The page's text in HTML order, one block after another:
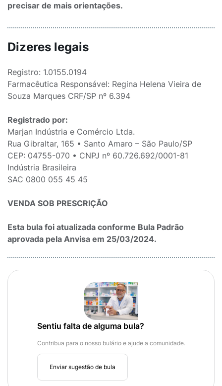
precisar de mais orientações.
Dizeres legais
Registro: 1.0155.0194
Farmacêutica Responsável: Regina Helena Vieira de
Souza Marques CRF/SP nº 6.394
Registrado por:
Marjan Indústria e Comércio Ltda.
Rua Gibraltar, 165 • Santo Amaro – São Paulo/SP
CEP: 04755-070 • CNPJ nº 60.726.692/0001-81
Indústria Brasileira
SAC 0800 055 45 45
VENDA SOB PRESCRIÇÃO
Esta bula foi atualizada conforme Bula Padrão
aprovada pela Anvisa em 25/03/2024.
Sentiu falta de alguma bula?
Contribua para o nosso bulário e ajude a comunidade.
Enviar sugestão de bula